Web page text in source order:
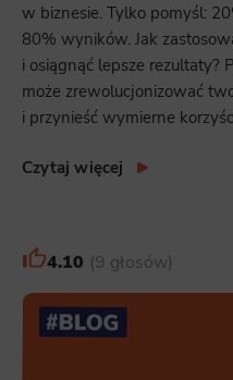
w biznesie. Tylko pomyśl:
80% wyników. Jak
i osiągnąć lepsze rezultaty?
może zrewolucjonizować
i przynieść wymierne
Czytaj więcej
4.10 9 głosów